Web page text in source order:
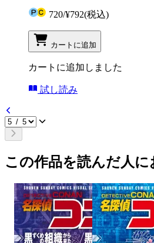
720/¥792(税込)
カートに追加
カートに追加しました
試し読み
この作品を読んだ人